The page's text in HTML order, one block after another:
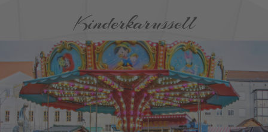
Kinderkarussell